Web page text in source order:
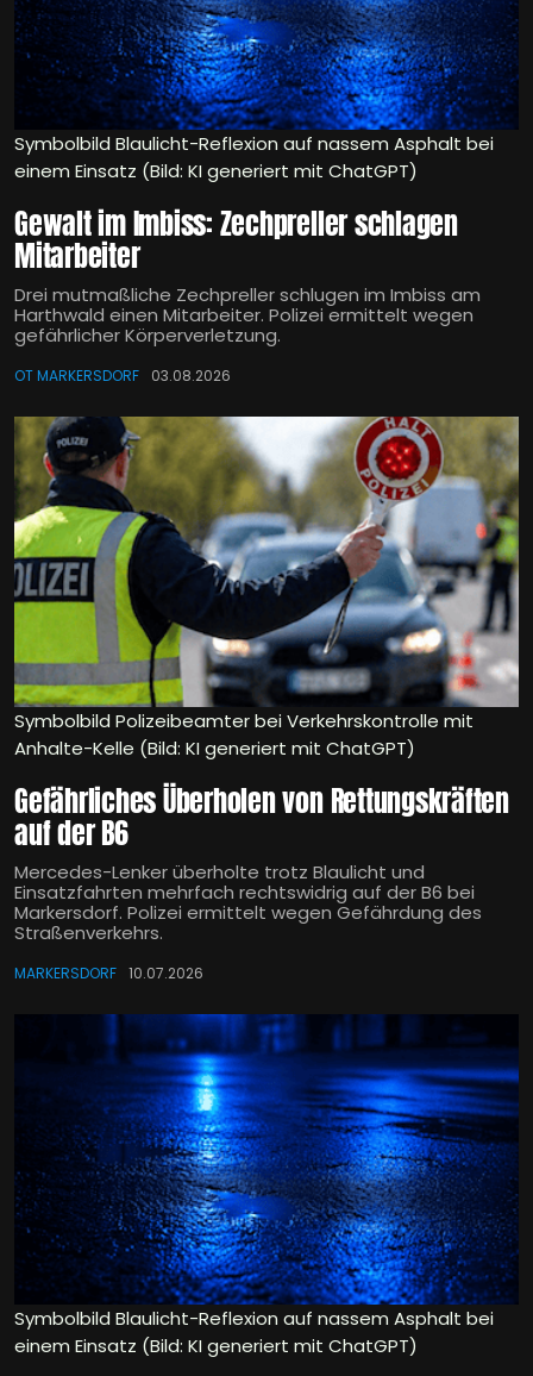
Symbolbild Blaulicht-Reflexion auf nassem Asphalt bei
einem Einsatz (Bild: KI generiert mit ChatGPT)
Gewalt im Imbiss: Zechpreller schlagen
Mitarbeiter
Drei mutmaßliche Zechpreller schlugen im Imbiss am
Harthwald einen Mitarbeiter. Polizei ermittelt wegen
gefährlicher Körperverletzung.
OT MARKERSDORF 03.08.2026
Symbolbild Polizeibeamter bei Verkehrskontrolle mit
Anhalte-Kelle (Bild: KI generiert mit ChatGPT)
Gefährliches Überholen von Rettungskräften
auf der B6
Mercedes-Lenker überholte trotz Blaulicht und
Einsatzfahrten mehrfach rechtswidrig auf der B6 bei
Markersdorf. Polizei ermittelt wegen Gefährdung des
Straßenverkehrs.
MARKERSDORF 10.07.2026
Symbolbild Blaulicht-Reflexion auf nassem Asphalt bei
einem Einsatz (Bild: KI generiert mit ChatGPT)